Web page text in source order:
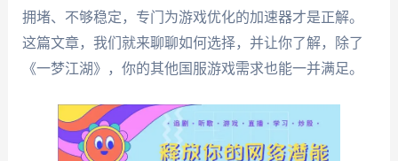
拥堵、不够稳定，专门为游戏优化的加速器才是正解。
这篇文章，我们就来聊聊如何选择，并让你了解，除了
《一梦江湖》，你的其他国服游戏需求也能一并满足。